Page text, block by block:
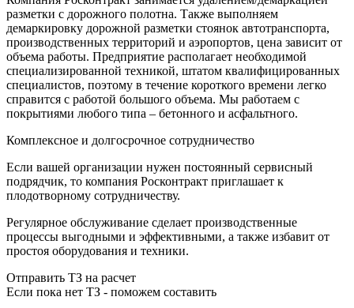
разметки с дорожного полотна. Также выполняем
демаркировку дорожной разметки стоянок автотранспорта,
производственных территорий и аэропортов, цена зависит от
объема работы. Предприятие располагает необходимой
специализированной техникой, штатом квалифицированных
специалистов, поэтому в течение короткого времени легко
справится с работой большого объема. Мы работаем с
покрытиями любого типа – бетонного и асфальтного.
Комплексное и долгосрочное сотрудничество
Если вашей организации нужен постоянный сервисный
подрядчик, то компания Росконтракт приглашает к
плодотворному сотрудничеству.
Регулярное обслуживание сделает производственные
процессы выгодными и эффективными, а также избавит от
простоя оборудования и техники.
Отправить ТЗ на расчет
Если пока нет ТЗ - поможем составить